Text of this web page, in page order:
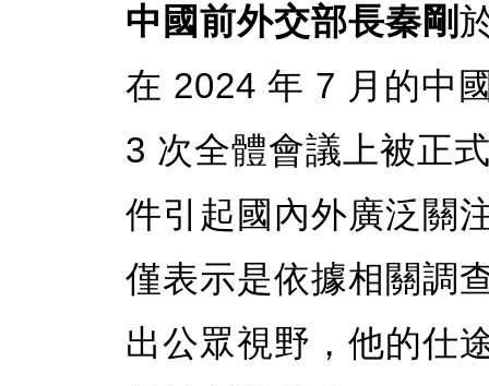
中國前外交部長秦剛
在 2024 年 7 月的中
3 次全體會議上被正
件引起國內外廣泛關
僅表示是依據相關調
出公眾視野，他的仕